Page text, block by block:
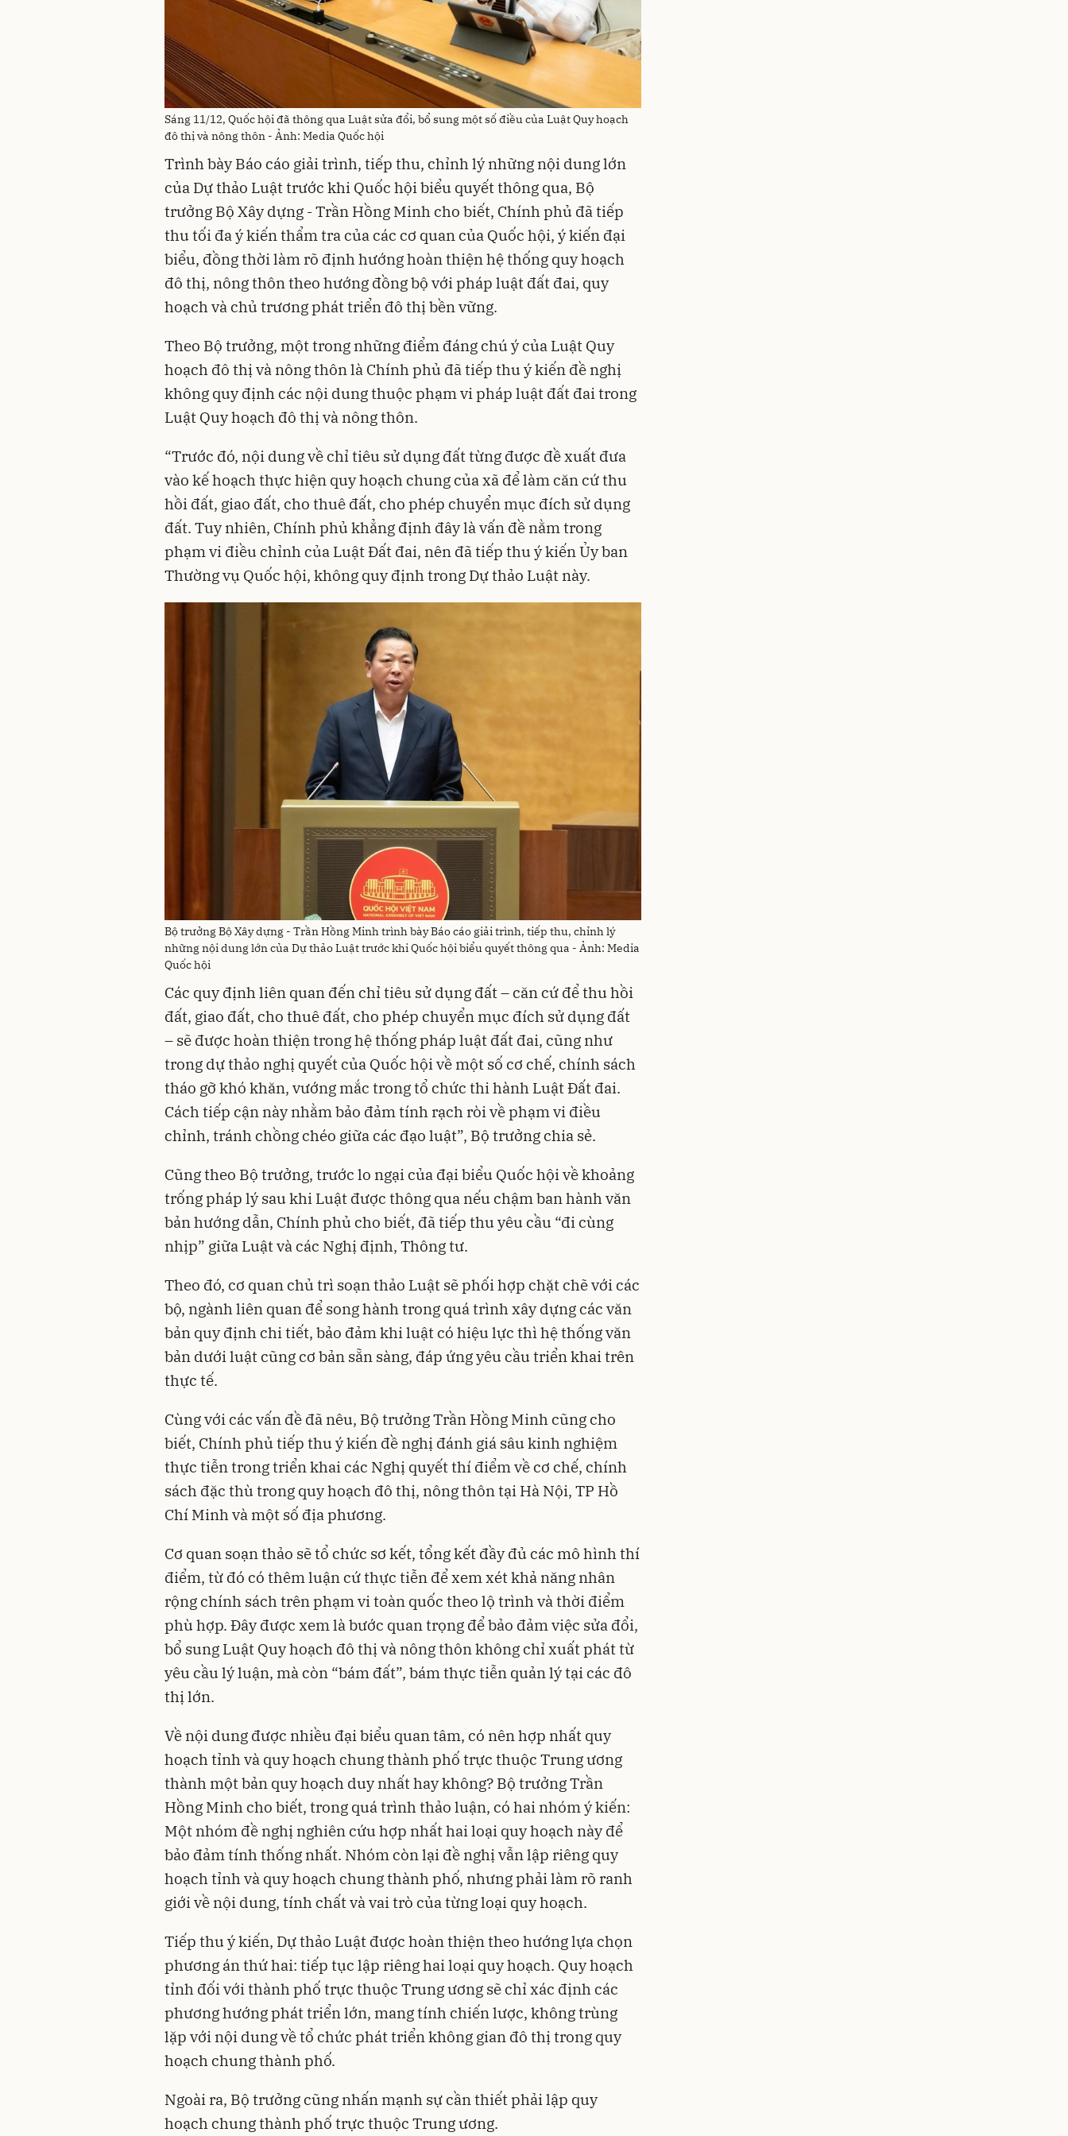
Sáng 11/12, Quốc hội đã thông qua Luật sửa đổi, bổ sung một số điều của Luật Quy hoạch
đô thị và nông thôn - Ảnh: Media Quốc hội
Trình bày Báo cáo giải trình, tiếp thu, chỉnh lý những nội dung lớn
của Dự thảo Luật trước khi Quốc hội biểu quyết thông qua, Bộ
trưởng Bộ Xây dựng - Trần Hồng Minh cho biết, Chính phủ đã tiếp
thu tối đa ý kiến thẩm tra của các cơ quan của Quốc hội, ý kiến đại
biểu, đồng thời làm rõ định hướng hoàn thiện hệ thống quy hoạch
đô thị, nông thôn theo hướng đồng bộ với pháp luật đất đai, quy
hoạch và chủ trương phát triển đô thị bền vững.
Theo Bộ trưởng, một trong những điểm đáng chú ý của Luật Quy
hoạch đô thị và nông thôn là Chính phủ đã tiếp thu ý kiến đề nghị
không quy định các nội dung thuộc phạm vi pháp luật đất đai trong
Luật Quy hoạch đô thị và nông thôn.
“Trước đó, nội dung về chỉ tiêu sử dụng đất từng được đề xuất đưa
vào kế hoạch thực hiện quy hoạch chung của xã để làm căn cứ thu
hồi đất, giao đất, cho thuê đất, cho phép chuyển mục đích sử dụng
đất. Tuy nhiên, Chính phủ khẳng định đây là vấn đề nằm trong
phạm vi điều chỉnh của Luật Đất đai, nên đã tiếp thu ý kiến Ủy ban
Thường vụ Quốc hội, không quy định trong Dự thảo Luật này.
Bộ trưởng Bộ Xây dựng - Trần Hồng Minh trình bày Báo cáo giải trình, tiếp thu, chỉnh lý
những nội dung lớn của Dự thảo Luật trước khi Quốc hội biểu quyết thông qua - Ảnh: Media
Quốc hội
Các quy định liên quan đến chỉ tiêu sử dụng đất – căn cứ để thu hồi
đất, giao đất, cho thuê đất, cho phép chuyển mục đích sử dụng đất
– sẽ được hoàn thiện trong hệ thống pháp luật đất đai, cũng như
trong dự thảo nghị quyết của Quốc hội về một số cơ chế, chính sách
tháo gỡ khó khăn, vướng mắc trong tổ chức thi hành Luật Đất đai.
Cách tiếp cận này nhằm bảo đảm tính rạch ròi về phạm vi điều
chỉnh, tránh chồng chéo giữa các đạo luật”, Bộ trưởng chia sẻ.
Cũng theo Bộ trưởng, trước lo ngại của đại biểu Quốc hội về khoảng
trống pháp lý sau khi Luật được thông qua nếu chậm ban hành văn
bản hướng dẫn, Chính phủ cho biết, đã tiếp thu yêu cầu “đi cùng
nhịp” giữa Luật và các Nghị định, Thông tư.
Theo đó, cơ quan chủ trì soạn thảo Luật sẽ phối hợp chặt chẽ với các
bộ, ngành liên quan để song hành trong quá trình xây dựng các văn
bản quy định chi tiết, bảo đảm khi luật có hiệu lực thì hệ thống văn
bản dưới luật cũng cơ bản sẵn sàng, đáp ứng yêu cầu triển khai trên
thực tế.
Cùng với các vấn đề đã nêu, Bộ trưởng Trần Hồng Minh cũng cho
biết, Chính phủ tiếp thu ý kiến đề nghị đánh giá sâu kinh nghiệm
thực tiễn trong triển khai các Nghị quyết thí điểm về cơ chế, chính
sách đặc thù trong quy hoạch đô thị, nông thôn tại Hà Nội, TP Hồ
Chí Minh và một số địa phương.
Cơ quan soạn thảo sẽ tổ chức sơ kết, tổng kết đầy đủ các mô hình thí
điểm, từ đó có thêm luận cứ thực tiễn để xem xét khả năng nhân
rộng chính sách trên phạm vi toàn quốc theo lộ trình và thời điểm
phù hợp. Đây được xem là bước quan trọng để bảo đảm việc sửa đổi,
bổ sung Luật Quy hoạch đô thị và nông thôn không chỉ xuất phát từ
yêu cầu lý luận, mà còn “bám đất”, bám thực tiễn quản lý tại các đô
thị lớn.
Về nội dung được nhiều đại biểu quan tâm, có nên hợp nhất quy
hoạch tỉnh và quy hoạch chung thành phố trực thuộc Trung ương
thành một bản quy hoạch duy nhất hay không? Bộ trưởng Trần
Hồng Minh cho biết, trong quá trình thảo luận, có hai nhóm ý kiến:
Một nhóm đề nghị nghiên cứu hợp nhất hai loại quy hoạch này để
bảo đảm tính thống nhất. Nhóm còn lại đề nghị vẫn lập riêng quy
hoạch tỉnh và quy hoạch chung thành phố, nhưng phải làm rõ ranh
giới về nội dung, tính chất và vai trò của từng loại quy hoạch.
Tiếp thu ý kiến, Dự thảo Luật được hoàn thiện theo hướng lựa chọn
phương án thứ hai: tiếp tục lập riêng hai loại quy hoạch. Quy hoạch
tỉnh đối với thành phố trực thuộc Trung ương sẽ chỉ xác định các
phương hướng phát triển lớn, mang tính chiến lược, không trùng
lặp với nội dung về tổ chức phát triển không gian đô thị trong quy
hoạch chung thành phố.
Ngoài ra, Bộ trưởng cũng nhấn mạnh sự cần thiết phải lập quy
hoạch chung thành phố trực thuộc Trung ương.